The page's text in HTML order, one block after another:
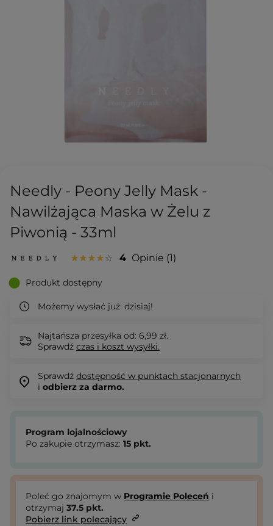
Needly - Peony Jelly Mask -
Nawilżająca Maska w Żelu z
Piwonią - 33ml
4 Opinie 1
Produkt dostępny
Możemy wysłać już: dzisiaj!
Najtańsza przesyłka od: 6,99 zł.
Sprawdź czas i koszt wysyłki.
Sprawdź dostępność w punktach stacjonarnych
i odbierz za darmo.
Program lojalnościowy
Po zakupie otrzymasz: 15 pkt.
Poleć go znajomym w Programie Poleceń i
otrzymaj 37.5 pkt.
Pobierz link polecający